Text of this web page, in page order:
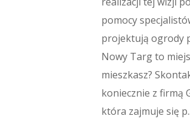
Hotele i Noclegi
Podróże
Wypoczynek
Kondycja
Dietetyka,
Kosmetyki
Leczenie
pomocy
projektują ogrody
Nowy Targ to
mieszkasz?
koniecznie z firmą
która zajmuje się